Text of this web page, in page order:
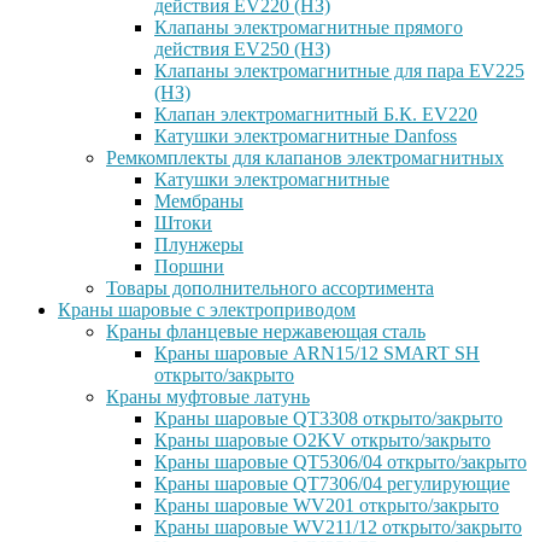
действия EV220 (НЗ)
Клапаны электромагнитные прямого
действия EV250 (НЗ)
Клапаны электромагнитные для пара EV225
(НЗ)
Клапан электромагнитный Б.К. EV220
Катушки электромагнитные Danfoss
Ремкомплекты для клапанов электромагнитных
Катушки электромагнитные
Мембраны
Штоки
Плунжеры
Поршни
Товары дополнительного ассортимента
Краны шаровые с электроприводом
Краны фланцевые нержавеющая сталь
Краны шаровые ARN15/12 SMART SH
открыто/закрыто
Краны муфтовые латунь
Краны шаровые QT3308 открыто/закрыто
Краны шаровые O2KV открыто/закрыто
Краны шаровые QT5306/04 открыто/закрыто
Краны шаровые QT7306/04 регулирующие
Краны шаровые WV201 открыто/закрыто
Краны шаровые WV211/12 открыто/закрыто